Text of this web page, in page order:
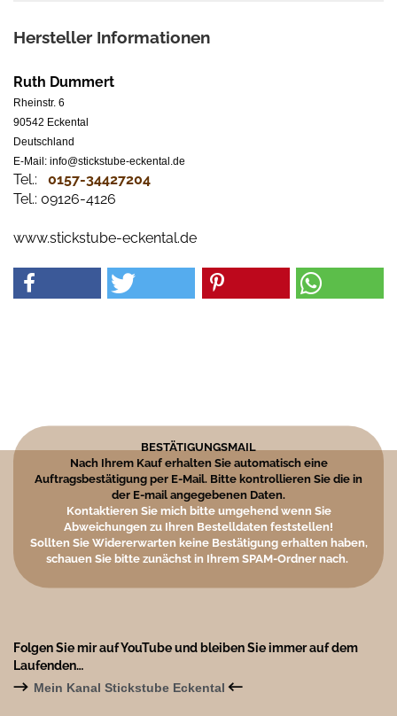
Hersteller Informationen
Ruth Dummert
Rheinstr. 6
90542 Eckental
Deutschland
E-Mail: info@stickstube-eckental.de
Tel.: 0157-34427204​
Tel.: 09126-4126
www.stickstube-eckental.de
BESTÄTIGUNGSMAIL
Nach Ihrem Kauf erhalten Sie automatisch eine
Auftragsbestätigung per E-Mail. Bitte kontrollieren Sie die in
der E-mail angegebenen Daten.
Kontaktieren Sie mich bitte umgehend wenn Sie
Abweichungen zu Ihren Bestelldaten feststellen!
Sollten Sie Widererwarten keine Bestätigung erhalten haben,
schauen Sie bitte zunächst in Ihrem SPAM-Ordner nach.
Folgen Sie mir auf YouTube und bleiben Sie immer auf dem
Laufenden…
→ Mein Kanal Stickstube Eckental ←